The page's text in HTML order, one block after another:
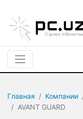
Главная Компании
AVANT GUARD